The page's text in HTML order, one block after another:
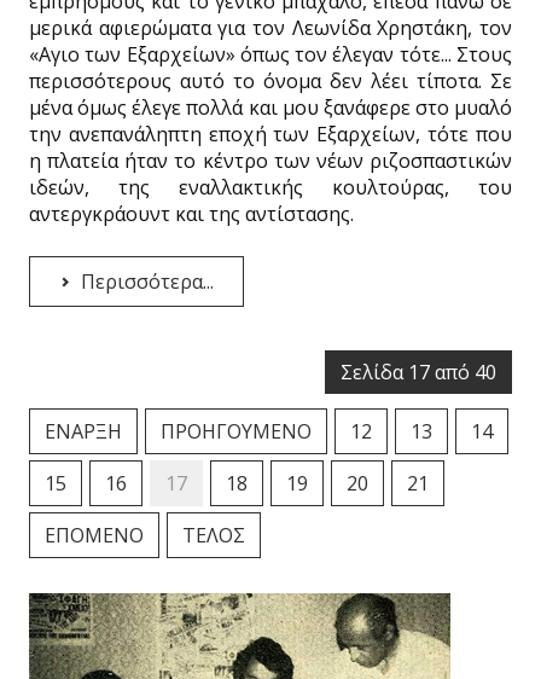
μερικά αφιερώματα για τον Λεωνίδα Χρηστάκη, τον
«Αγιο των Εξαρχείων» όπως τον έλεγαν τότε... Στους
περισσότερους αυτό το όνομα δεν λέει τίποτα. Σε
μένα όμως έλεγε πολλά και μου ξανάφερε στο μυαλό
την ανεπανάληπτη εποχή των Εξαρχείων, τότε που
η πλατεία ήταν το κέντρο των νέων ριζοσπαστικών
ιδεών, της εναλλακτικής κουλτούρας, του
αντεργκράουντ και της αντίστασης.
Περισσότερα...
Σελίδα 17 από 40
ΈΝΑΡΞΗ ΠΡΟΗΓΟΎΜΕΝΟ 12 13
14
15
16 17 18 19 20
21
ΕΠΌΜΕΝΟ
ΤΈΛΟΣ